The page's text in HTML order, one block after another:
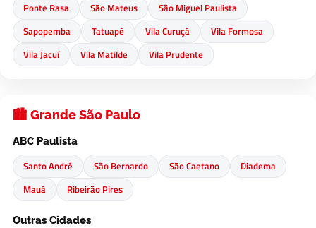
Ponte Rasa
São Mateus
São Miguel Paulista
Sapopemba
Tatuapé Vila Curuçá
Vila Formosa
Vila Jacuí
Vila Matilde Vila Prudente
🏙️ Grande São Paulo
ABC Paulista
Santo André São Bernardo São Caetano
Diadema
Mauá
Ribeirão Pires
Outras Cidades